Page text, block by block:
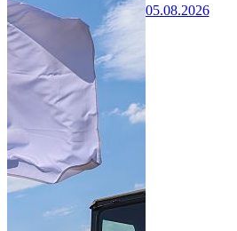
05.08.2026